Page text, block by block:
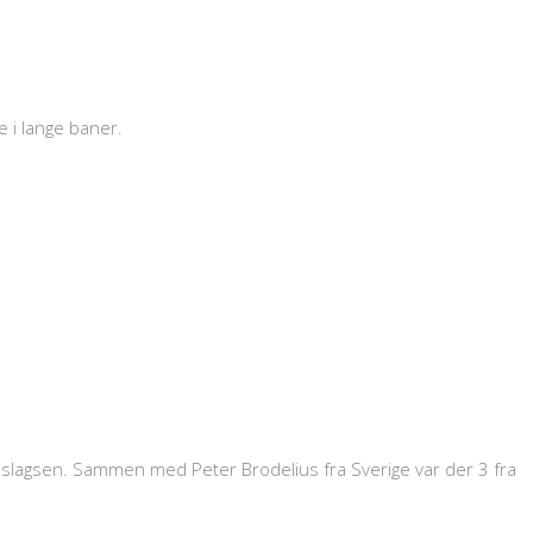
i lange baner.
Sammen med Peter Brodelius fra Sverige var der 3 fra